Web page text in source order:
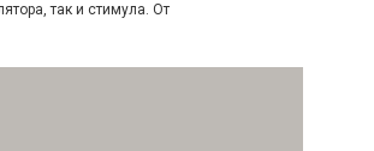
так и стимула. От